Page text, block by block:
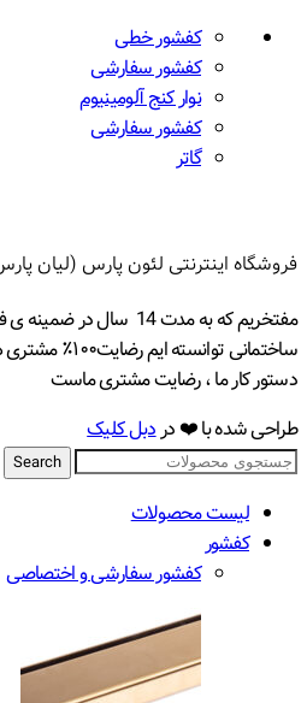
کفشور خطی
کفشور سفارشی
نوار کنج آلومینیوم
کفشور سفارشی
گاتر
فروشگاه اینترنتی لئون پارس (لیان
مفتخریم که به مدت 14
ساختمانی
دستور کار ما ، رضایت مشتری ماست
طراحی شده با ❤️ دردبل کلیک
Search
لیست محصولات
کفشور
کفشور سفارشی و اختصاصی